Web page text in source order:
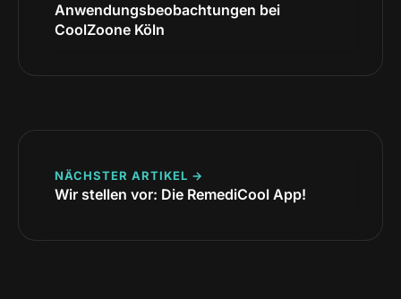
Anwendungsbeobachtungen bei
CoolZoone Köln
NÄCHSTER ARTIKEL →
Wir stellen vor: Die RemediCool App!